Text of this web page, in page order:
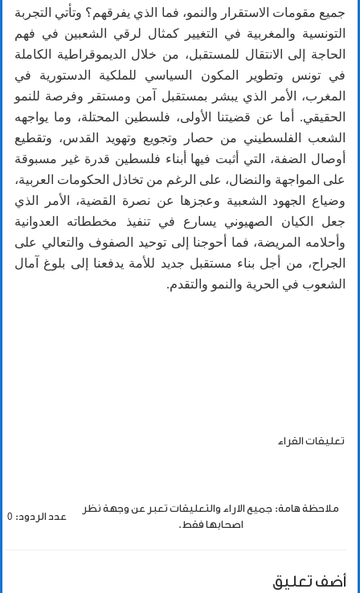
جميع مقومات الاستقرار والنمو، فما الذي يفرقهم؟ وتأتي التجربة
التونسية والمغربية في التغيير كمثال لرقي الشعبين في فهم
الحاجة إلى الانتقال للمستقبل، من خلال الديموقراطية الكاملة
في تونس وتطوير المكون السياسي للملكية الدستورية في
المغرب، الأمر الذي يبشر بمستقبل آمن ومستقر وفرصة للنمو
الحقيقي. أما عن قضيتنا الأولى، فلسطين المحتلة، وما يواجهه
الشعب الفلسطيني من حصار وتجويع وتهويد القدس، وتقطيع
أوصال الضفة، التي أثبت فيها أبناء فلسطين قدرة غير مسبوقة
على المواجهة والنضال، على الرغم من تخاذل الحكومات العربية،
وضياع الجهود الشعبية وعجزها عن نصرة القضية، الأمر الذي
جعل الكيان الصهيوني يسارع في تنفيذ مخططاته العدوانية
وأحلامه المريضة، فما أحوجنا إلى توحيد الصفوف والتعالي على
الجراح، من أجل بناء مستقبل جديد للأمة يدفعنا إلى بلوغ آمال
الشعوب في الحرية والنمو والتقدم.
تعليقات القراء
ملاحظة هامة: جميع الاراء والتعليقات تعبر عن وجهة نظر
اصحابها فقط.
عدد الردود: 0
أضف تعليق